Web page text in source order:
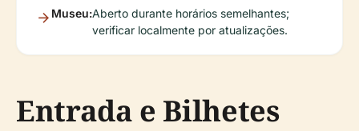
Museu:Aberto durante horários semelhantes;
verificar localmente por atualizações.
Entrada e Bilhetes